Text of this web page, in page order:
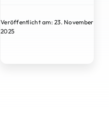
Veröffentlicht am: 23. November
2025